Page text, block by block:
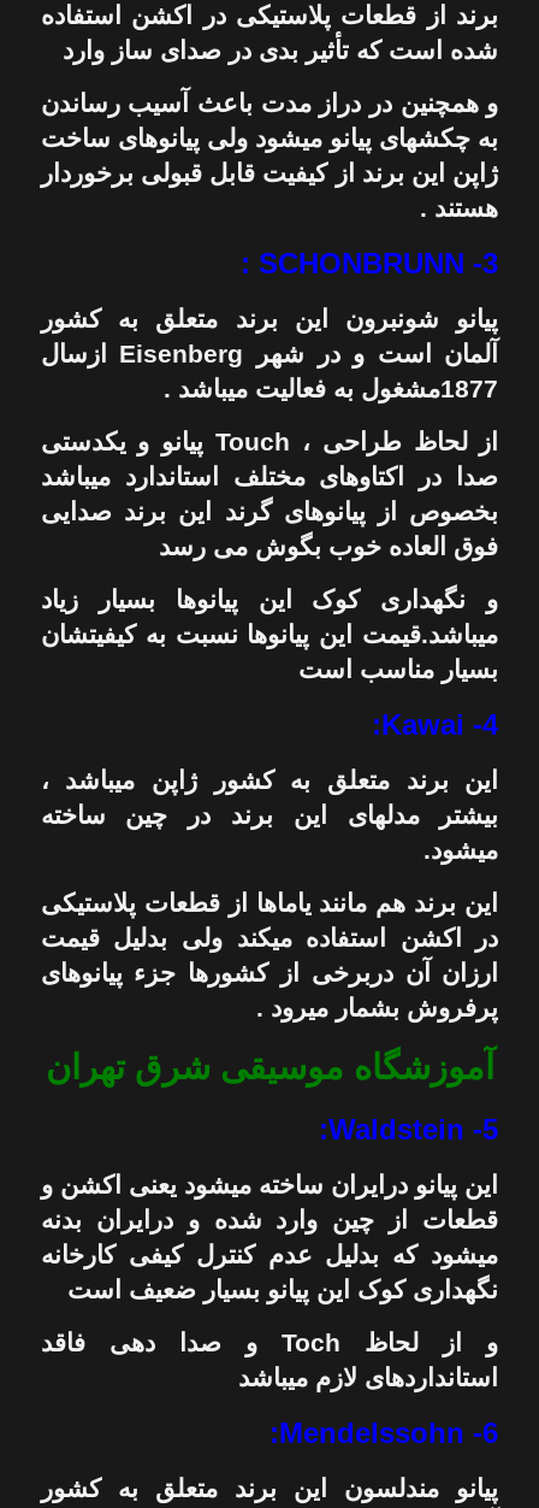
برند از قطعات پلاستیکی در اکشن استفاده
شده است که تأثیر بدی در صدای ساز وارد
و همچنین در دراز مدت باعث آسیب رساندن
به چکشهای پیانو میشود ولی پیانوهای ساخت
ژاپن این برند از کیفیت قابل قبولی برخوردار
هستند .
3- SCHONBRUNN :
پیانو شونبرون این برند متعلق به کشور
آلمان است و در شهر Eisenberg ازسال
1877مشغول به فعالیت میباشد .
از لحاظ طراحی ، Touch پیانو و یکدستی
صدا در اکتاوهای مختلف استاندارد میباشد
بخصوص از پیانوهای گرند این برند صدایی
فوق العاده خوب بگوش می رسد
و نگهداری کوک این پیانوها بسیار زیاد
میباشد.قیمت این پیانوها نسبت به کیفیتشان
بسیار مناسب است
4-
Kawai
:
این برند متعلق به کشور ژاپن میباشد ،
بیشتر مدلهای این برند در چین ساخته
میشود.
این برند هم مانند یاماها از قطعات پلاستیکی
در اکشن استفاده میکند ولی بدلیل قیمت
ارزان آن دربرخی از کشورها جزء پیانوهای
پرفروش بشمار میرود .
آموزشگاه موسیقی شرق تهران
5- Waldstein:
این پیانو درایران ساخته میشود یعنی اکشن و
قطعات از چین وارد شده و درایران بدنه
میشود که بدلیل عدم کنترل کیفی کارخانه
نگهداری کوک این پیانو بسیار ضعیف است
و از لحاظ Toch و صدا دهی فاقد
استانداردهای لازم میباشد
6- Mendelssohn:
پیانو مندلسون این برند متعلق به کشور